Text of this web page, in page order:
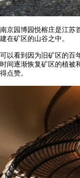
南京园博园悦榕庄是江苏
建在矿区的山谷之中。
可以看到因为旧矿区的百
时间逐渐恢复矿区的植被
得点赞。